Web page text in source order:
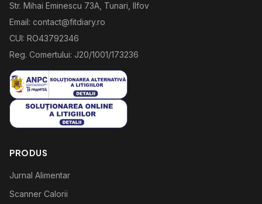
Str. Mihai Eminescu 73A, Tunari, Ilfov
Email: contact@fitdiary.ro
CUI: RO43792346
Reg. Comertului: J20/1001/173236
PRODUS
Jurnal Alimentar
Scanner Calorii